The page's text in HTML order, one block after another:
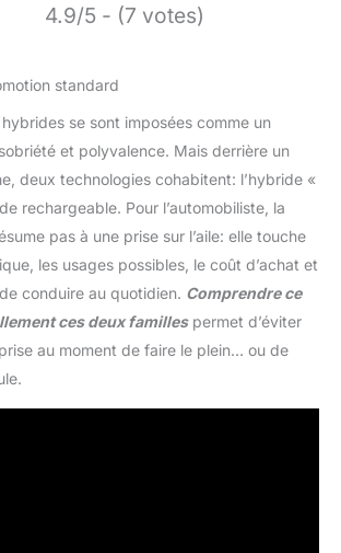
4.9/5 - (7 votes)
se sont imposées comme un
et polyvalence. Mais derrière un
deux technologies cohabitent: l’hybride «
rechargeable. Pour l’automobiliste, la
pas à une prise sur l’aile: elle touche
les usages possibles, le coût d’achat et
conduire au quotidien. Comprendre ce
ces deux famillespermet d’éviter
au moment de faire le plein… ou de